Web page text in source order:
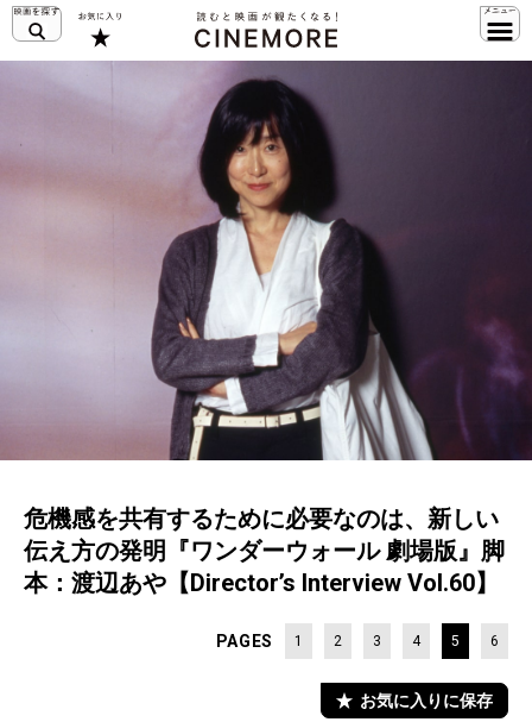
危機感を共有するために必要なのは、新しい
伝え方の発明『ワンダーウォール 劇場版』脚
本：渡辺あや【Director’s Interview Vol.60】
PAGES 1 2 3 4 5 6
お気に入りに保存